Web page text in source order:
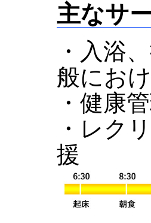
主なサ
・入浴
般にお
・健康
・レク
援